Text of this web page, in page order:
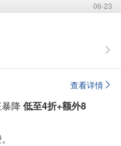
06-23
查看详情
降 低至4折+额外8